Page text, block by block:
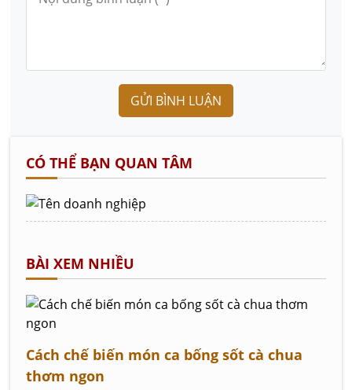
GỬI BÌNH LUẬN
CÓ THỂ BẠN QUAN TÂM
BÀI XEM NHIỀU
Cách chế biến món ca bống sốt cà chua
thơm ngon